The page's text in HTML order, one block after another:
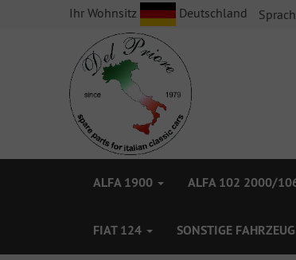
Ihr Wohnsitz Deutschland
ALFA 1900 ALFA 102 2000/
FIAT 124 SONSTIGE